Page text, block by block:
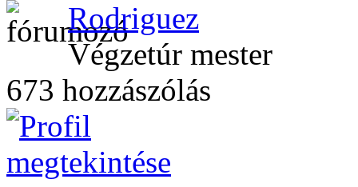
Rodriguez
Végzetúr mester
673 hozzászólás